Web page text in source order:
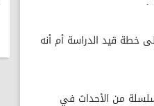
⁠خطة قيد الدراسة أم أنه
أكثر من 4000 شخص، جزءا من سلسلة من الأحداث في